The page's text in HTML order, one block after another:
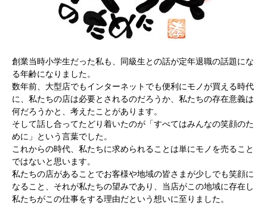
創業当時小学生だった私も、同級生との話が定年退職の話題にな
る年齢になりました。
数年前、大型店でもインターネットでも便利にモノが買える時代
に、私たちの店は必要とされるのだろうか、私たちの存在意義は
何だろうかと、考えたことがあります。
そして話し合ってたどり着いたのが「すべてはみんなの笑顔のた
めに」という言葉でした。
これからの時代、私たちに求められることは単にモノを売ること
ではないと思います。
私たちの店があることでお客様や地域の皆さまが少しでも笑顔に
なること、それが私たちの望みであり、当店がこの地域に存在し
私たちがこの仕事をする理由だという想いに至りました。